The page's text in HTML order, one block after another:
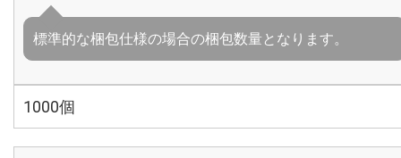
標準的な梱包仕様の場合の梱包数量となります。
1000個